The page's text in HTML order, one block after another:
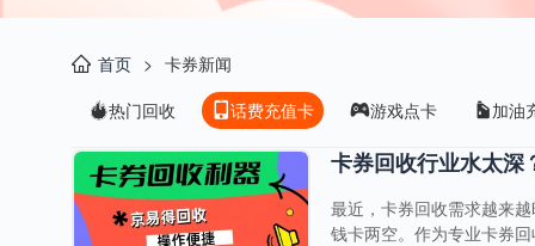
首页 > 卡券新闻
热门回收
话费充值卡 游戏点卡 加油
卡券回收行业水太深
最近，卡券回收需求越来
钱卡两空。作为专业卡券